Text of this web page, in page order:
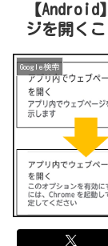
【Android
ジを開く
Google検索